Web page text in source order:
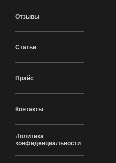
Отзывы
Статьи
Прайс
Контакты
Политика
конфиденциальности